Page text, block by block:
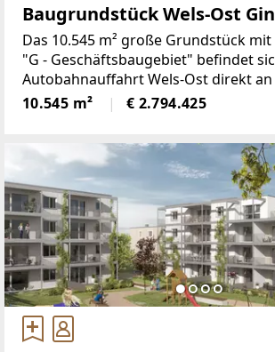
Baugrundstück Wels-Ost
Das 10.545 m² große Grundstück
"G - Geschäftsbaugebiet" befindet
Autobahnauffahrt Wels-Ost direkt an
Grundstück liegt angrenzend an den
Wels. Auf Grund der ausgezeichneten
10.545 m² € 2.794.425